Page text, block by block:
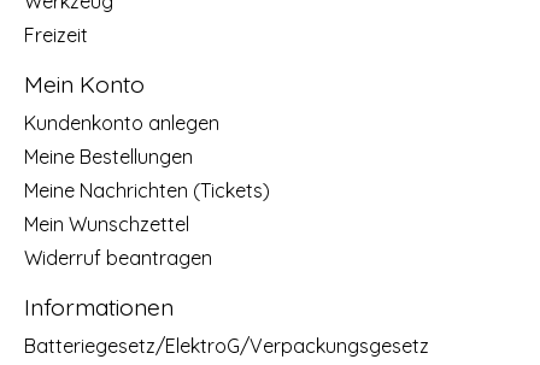
Freizeit
Mein Konto
Kundenkonto anlegen
Meine Bestellungen
Meine Nachrichten (Tickets)
Mein Wunschzettel
Widerruf beantragen
Informationen
Batteriegesetz/ElektroG/Verpackungsgesetz